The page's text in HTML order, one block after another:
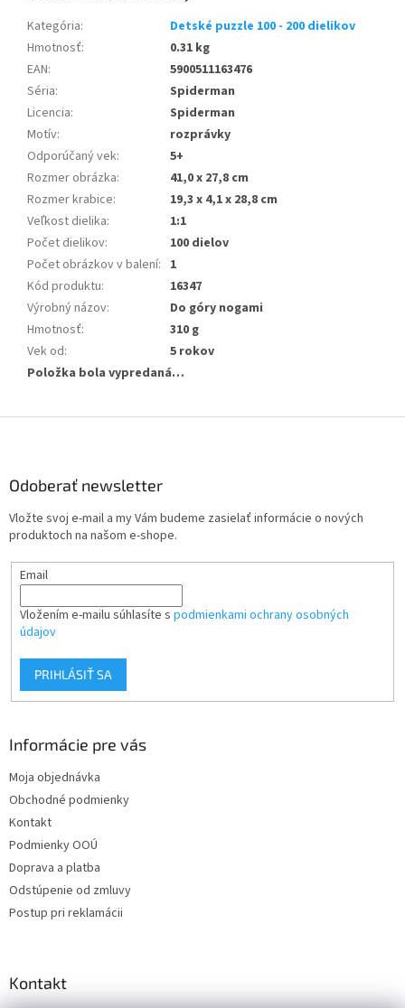
Kategória:
Detské puzzle 100 - 200 dielikov
Hmotnosť:
0.31 kg
EAN:
5900511163476
Séria:
Spiderman
Licencia:
Spiderman
Motív:
rozprávky
Odporúčaný vek:
5+
Rozmer obrázka:
41,0 x 27,8 cm
Rozmer krabice:
19,3 x 4,1 x 28,8 cm
Veľkost dielika:
1:1
Počet dielikov:
100 dielov
Počet obrázkov v balení: 1
Kód produktu:
16347
Výrobný názov:
Do góry nogami
Hmotnosť:
310 g
Vek od:
5 rokov
Položka bola vypredaná…
Odoberať newsletter
Vložte svoj e-mail a my Vám budeme zasielať informácie o nových
produktoch na našom e-shope.
Email
Vložením e-mailu súhlasíte s podmienkami ochrany osobných
údajov
PRIHLÁSIŤ SA
Informácie pre vás
Moja objednávka
Obchodné podmienky
Kontakt
Podmienky OOÚ
Doprava a platba
Odstúpenie od zmluvy
Postup pri reklamácii
Kontakt